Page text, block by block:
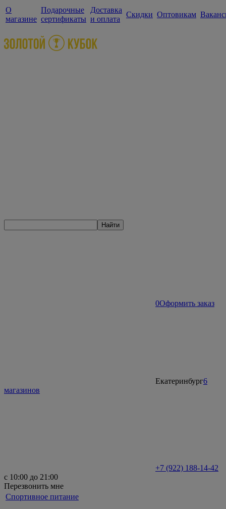
О
магазине
Подарочные
сертификаты
Доставка
и оплата
Скидки Оптовикам
Найти
0Оформить заказ
Екатеринбург6
магазинов
+7 (922) 188-14-42
с 10:00 до 21:00
Перезвонить мне
Спортивное питание